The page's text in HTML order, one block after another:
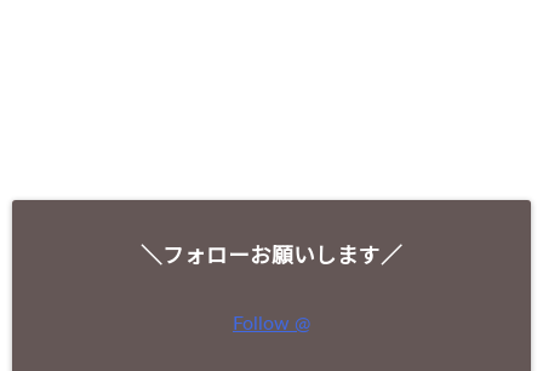
＼フォローお願いします／
Follow @